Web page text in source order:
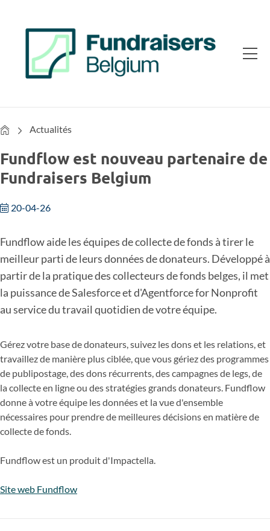
HomeActualités
Fundflow est nouveau partenaire de
Fundraisers Belgium
20-04-26
Fundflow aide les équipes de collecte de fonds à tirer le
meilleur parti de leurs données de donateurs. Développé à
partir de la pratique des collecteurs de fonds belges, il met
la puissance de Salesforce et d'Agentforce for Nonprofit
au service du travail quotidien de votre équipe.
Gérez votre base de donateurs, suivez les dons et les relations, et
travaillez de manière plus ciblée, que vous gériez des programmes
de publipostage, des dons récurrents, des campagnes de legs, de
la collecte en ligne ou des stratégies grands donateurs. Fundflow
donne à votre équipe les données et la vue d'ensemble
nécessaires pour prendre de meilleures décisions en matière de
collecte de fonds.
Fundflow est un produit d'Impactella.
Site web Fundflow